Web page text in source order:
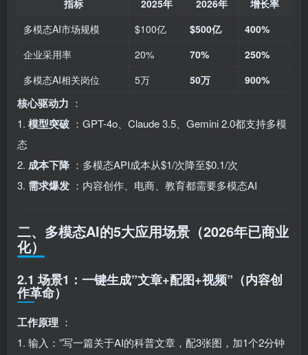
指标 2025年 2026年
增长率
多模态AI市场规模
$100亿 $500亿
400%
企业采用率
20% 70%
250%
多模态AI相关岗位
5万 50万 900%
核心驱动力 ：
1. 模型突破 ：GPT-4o、Claude 3.5、Gemini 2.0都支持多模
态
2. 成本下降 ：多模态API成本从$1/次降至$0.1/次
3. 需求爆发 ：内容创作、电商、教育都需要多模态AI
二、多模态AI的5大应用场景（2026年已商业
化）
2.1 场景1：一键生成”文章+配图+视频”（内容创
作革命）
工作原理 ：
1. 输入：”写一篇关于AI的科普文章，配3张图，加1个2分钟